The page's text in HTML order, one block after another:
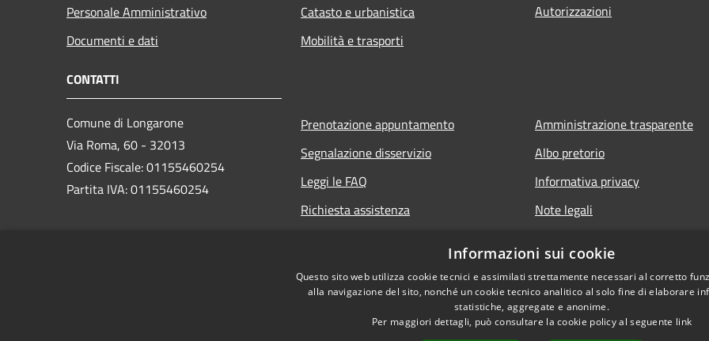
Personale Amministrativo
Documenti e dati
Catasto e urbanistica
Mobilità e trasporti
Autorizzazioni
CONTATTI
Comune di Longarone
Via Roma, 60 - 32013
Codice Fiscale: 01155460254
Partita IVA: 01155460254
Prenotazione appuntamento
Segnalazione disservizio
Leggi le FAQ
Richiesta assistenza
Amministrazione trasparente
Albo pretorio
Informativa privacy
Note legali
Informazioni sui cookie
Questo sito web utilizza cookie tecnici e assimilati strettamente necessari al corretto
alla navigazione del sito, nonché un cookie tecnico analitico al solo fine di elaborare
statistiche, aggregate e anonime.
Per maggiori dettagli, può consultare la cookie policy al seguente link